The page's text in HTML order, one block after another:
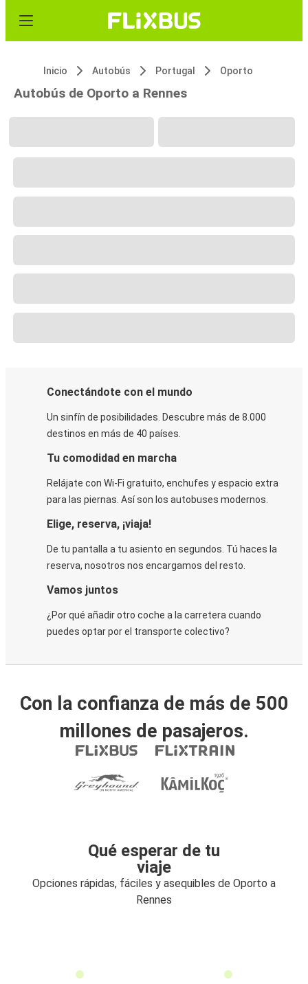
Inicio Autobús Portugal Oporto
Autobús de Oporto a Rennes
Conectándote con el mundo
Un sinfín de posibilidades. Descubre más de 8.000
destinos en más de 40 países.
Tu comodidad en marcha
Relájate con Wi-Fi gratuito, enchufes y espacio extra
para las piernas. Así son los autobuses modernos.
Elige, reserva, ¡viaja!
De tu pantalla a tu asiento en segundos. Tú haces la
reserva, nosotros nos encargamos del resto.
Vamos juntos
¿Por qué añadir otro coche a la carretera cuando
puedes optar por el transporte colectivo?
Con la confianza de más de 500
millones de pasajeros.
Qué esperar de tu
viaje
Opciones rápidas, fáciles y asequibles de Oporto a
Rennes